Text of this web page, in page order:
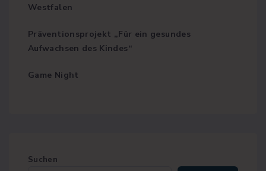
Westfalen
Präventionsprojekt „Für ein gesundes
Aufwachsen des Kindes“
Game Night
Suchen